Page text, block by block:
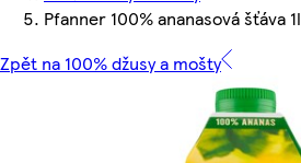
Pfanner 100% ananasová šťáva 1l
Zpět na 100% džusy a mošty